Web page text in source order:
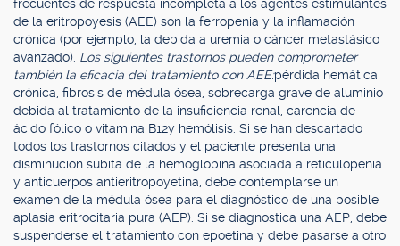
frecuentes de respuesta incompleta a los agentes estimulantes
de la eritropoyesis (AEE) son la ferropenia y la inflamación
crónica (por ejemplo, la debida a uremia o cáncer metastásico
avanzado). Los siguientes trastornos pueden comprometer
también la eficacia del tratamiento con AEE:pérdida hemática
crónica, fibrosis de médula ósea, sobrecarga grave de aluminio
debida al tratamiento de la insuficiencia renal, carencia de
ácido fólico o vitamina B12y hemólisis. Si se han descartado
todos los trastornos citados y el paciente presenta una
disminución súbita de la hemoglobina asociada a reticulopenia
y anticuerpos antieritropoyetina, debe contemplarse un
examen de la médula ósea para el diagnóstico de una posible
aplasia eritrocitaria pura (AEP). Si se diagnostica una AEP, debe
suspenderse el tratamiento con epoetina y debe pasarse a otro